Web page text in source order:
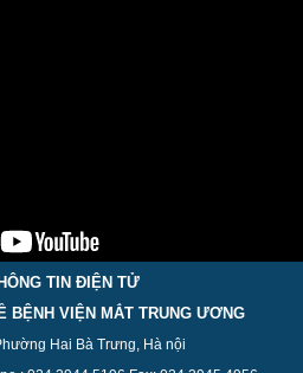
TIN ĐIỆN TỬ
BỆNH VIỆN MẮT TRUNG ƯƠNG
Hai Bà Trưng, Hà nội